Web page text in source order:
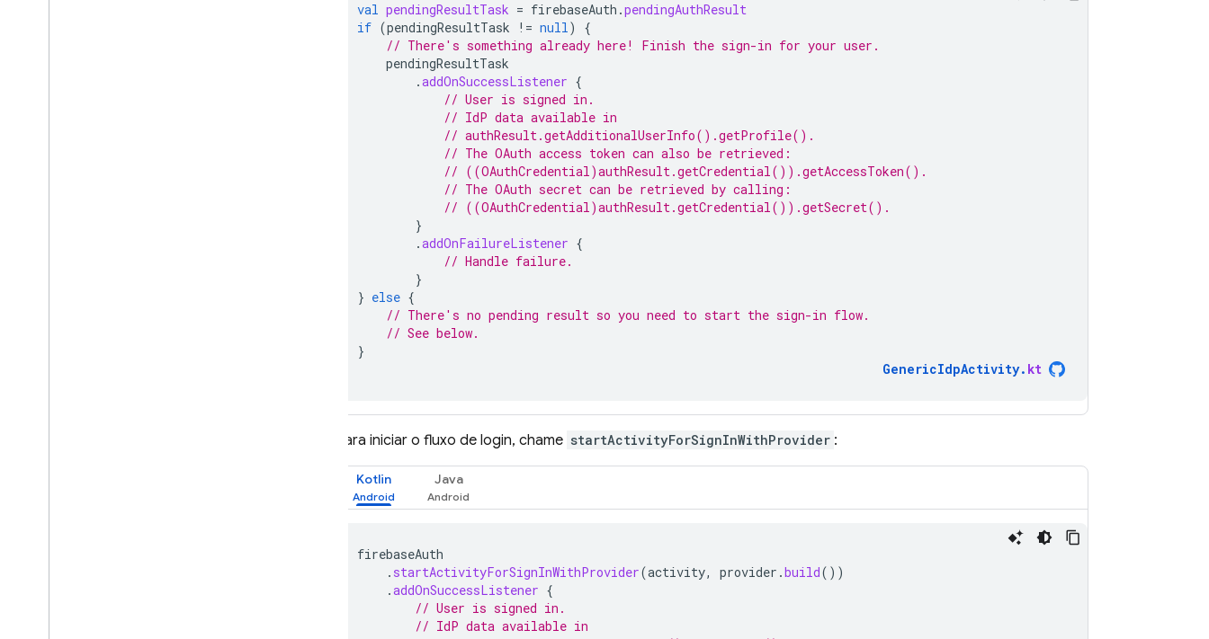
val pendingResultTask = firebaseAuth .pendingAuthResult
if (pendingResultTask != null)
{
// There's something already here! Finish the sign-in for your user.
pendingResultTask
.addOnSuccessListener {
// User is signed in.
// IdP data available in
// authResult.getAdditionalUserInfo().getProfile().
// The OAuth access token can also be retrieved:
// ((OAuthCredential)authResult.getCredential()).getAccessToken().
// The OAuth secret can be retrieved by calling:
// ((OAuthCredential)authResult.getCredential()).getSecret().
}
.addOnFailureListener {
// Handle failure.
}
} else {
// There's no pending result so you need to start the sign-in flow.
// See below.
}
GenericIdpActivity. kt
Para iniciar o fluxo de login, chame startActivityForSignInWithProvider :
Kotlin Java
firebaseAuth
. startActivityForSignInWithProvider(activity, provider .build())
.addOnSuccessListener {
// User is signed in.
// IdP data available in